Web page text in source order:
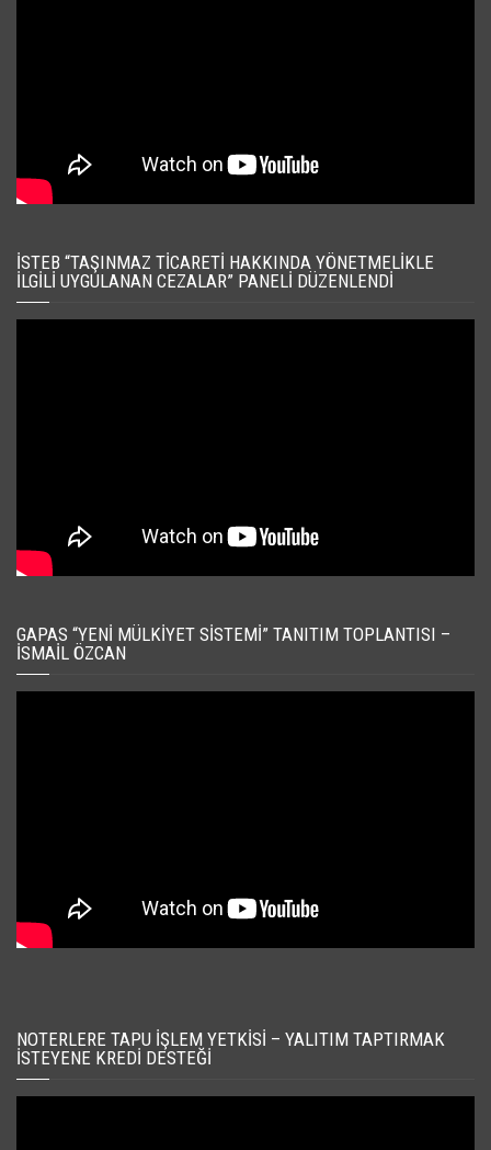
İSTEB “TAŞINMAZ TICARETI HAKKINDA YÖNETMELIKLE
İLGILI UYGULANAN CEZALAR” PANELI DÜZENLENDI
GAPAS “YENI MÜLKIYET SISTEMI” TANITIM TOPLANTISI –
İSMAIL ÖZCAN
NOTERLERE TAPU İŞLEM YETKISI – YALITIM TAPTIRMAK
İSTEYENE KREDI DESTEĞI